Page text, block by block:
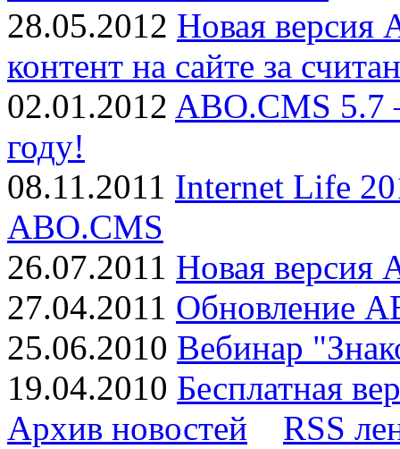
28.05.2012 Новая версия
контент на сайте за
02.01.2012 ABO.CMS 5.7
году!
08.11.2011 Internet Life
ABO.CMS
26.07.2011 Новая версия
27.04.2011 Обновление
25.06.2010 Вебинар
19.04.2010 Бесплатная
Архив новостей
RSS